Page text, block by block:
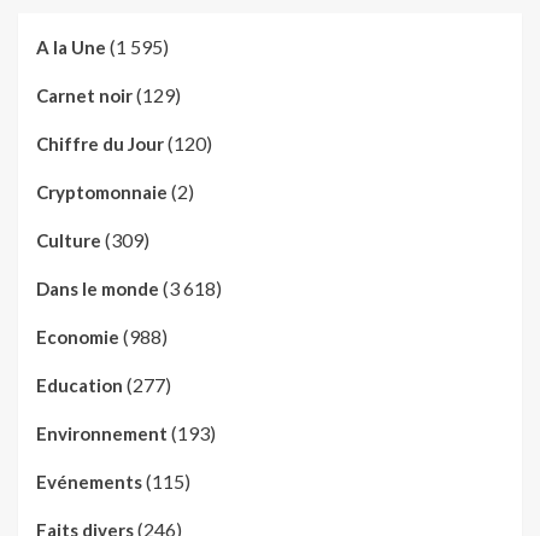
A la Une (1 595)
Carnet noir(129)
Chiffre du Jour(120)
Cryptomonnaie (2)
Culture (309)
Dans le monde (3 618)
Economie (988)
Education (277)
Environnement (193)
Evénements(115)
Faits divers(246)